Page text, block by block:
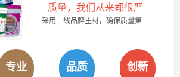
质量，我们从来都很严
采用一线品牌主材，确保质量第一
专业 品质 创新